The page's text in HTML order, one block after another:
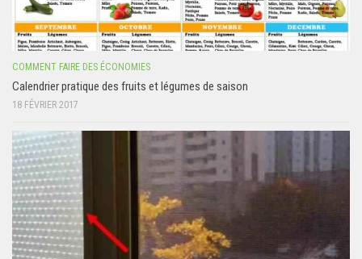
COMMENT FAIRE DES ÉCONOMIES
Calendrier pratique des fruits et légumes de saison
18 FÉVRIER 2017